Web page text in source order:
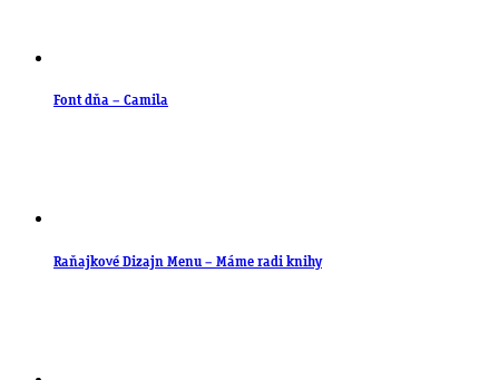
Font dňa – Camila
Raňajkové Dizajn Menu – Máme radi knihy